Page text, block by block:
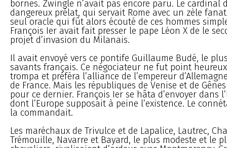
bornes. Zwingle n’avait pas encore paru. Le cardinal
dangereux prélat, qui servait Rome avec un zèle
seul oracle qui fût alors écouté de ces hommes
François Ier avait fait presser le pape Léon X de le
projet d’invasion du Milanais.
Il avait envoyé vers ce pontife Guillaume Budé, le
savants français. Ce négociateur ne fut point
trompa et préféra l’alliance de l’empereur
de France. Mais les républiques de Venise et de
pour ce dernier. François Ier se hâta d’envoyer dans
dont l’Europe supposait à peine l’existence. Le
la commandait.
Les maréchaux de Trivulce et de Lapalice, Lautrec,
Trémouille, Navarre et Bayard, le plus modeste et le